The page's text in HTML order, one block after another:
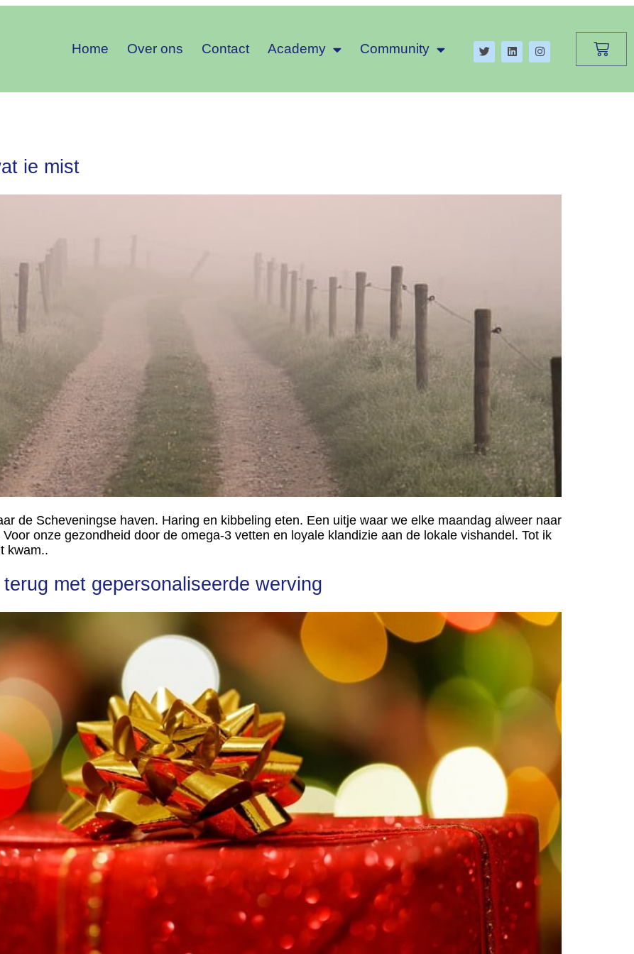
Home Over ons Contact Academy Community
ie mist
de Scheveningse haven. Haring en kibbeling eten. Een uitje waar we elke maandag alweer naar
onze gezondheid door de omega-3 vetten en loyale klandizie aan de lokale vishandel. Tot ik
kwam..
met gepersonaliseerde werving